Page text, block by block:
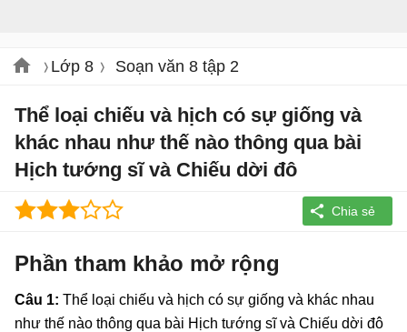
Lớp 8 Soạn văn 8 tập 2
Thể loại chiếu và hịch có sự giống và
khác nhau như thế nào thông qua bài
Hịch tướng sĩ và Chiếu dời đô
Phần tham khảo mở rộng
Câu 1: Thể loại chiếu và hịch có sự giống và khác nhau
như thế nào thông qua bài Hịch tướng sĩ và Chiếu dời đô